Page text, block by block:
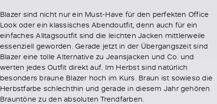
Blazer sind nicht nur ein Must-Have für den perfekten Office
Look oder ein klassisches Abendoutfit, denn auch für ein
einfaches Alltagsoutfit sind die leichten Jacken mittlerweile
essenziell geworden. Gerade jetzt in der Übergangszeit sind
Blazer eine tolle Alternative zu Jeansjacken und Co. und
werten jedes Outfit direkt auf. Im Herbst sind natürlich
besonders braune Blazer hoch im Kurs. Braun ist sowieso die
Herbstfarbe schlechthin und gerade in diesem Jahr gehören
Brauntöne zu den absoluten Trendfarben.